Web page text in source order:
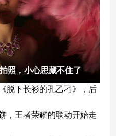
照，小心思藏不住了
脱下长衫的孔乙刁》，后
，王者荣耀的联动开始走